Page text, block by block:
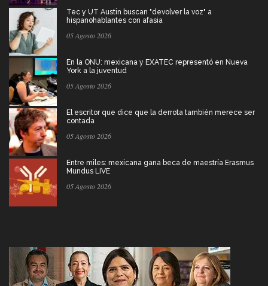
Tec y UT Austin buscan "devolver la voz" a
hispanohablantes con afasia
05 Agosto 2026
En la ONU: mexicana y EXATEC representó en Nueva
York a la juventud
05 Agosto 2026
El escritor que dice que la derrota también merece ser
contada
05 Agosto 2026
Entre miles: mexicana gana beca de maestría Erasmus
Mundus LIVE
05 Agosto 2026